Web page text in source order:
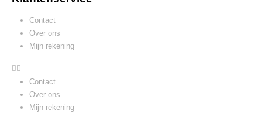
Contact
Over ons
Mijn rekening
Contact
Over ons
Mijn rekening